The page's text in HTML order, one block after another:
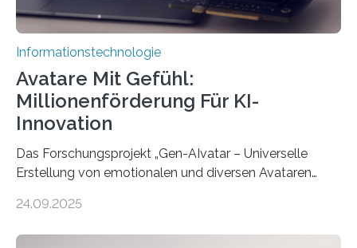
Informationstechnologie
Avatare Mit Gefühl:
Millionenförderung Für KI-
Innovation
Das Forschungsprojekt „Gen-AIvatar – Universelle
Erstellung von emotionalen und diversen Avataren
Förderung in Höhe von rund 2 Millionen Euro. Dabei
24.09.2025